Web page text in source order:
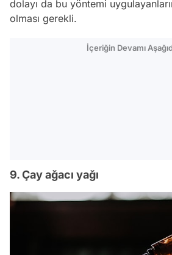
dolayı da bu yöntemi
olması gerekli.
İçeriğin Devamı
9. Çay ağacı yağı